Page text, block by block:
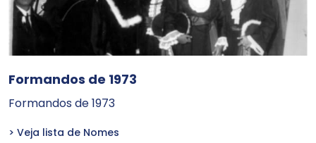
Formandos de 1973
Formandos de 1973
> Veja lista de Nomes